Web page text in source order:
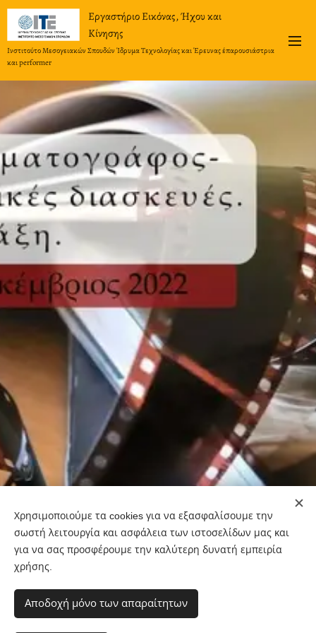
Εργαστήριο Εικόνας, Ήχου και
Κίνησης
Ινστιτούτο Μεσογειακών Σπουδών Ίδρυμα Τεχνολογίας και Έρευνας έπαρουσιάστρια
και performer
Χρησιμοποιούμε τα cookies για να εξασφαλίσουμε την
σωστή λειτουργία και ασφάλεια των ιστοσελίδων μας και
για να σας προσφέρουμε την καλύτερη δυνατή εμπειρία
χρήσης.
Αποδοχή μόνο των απαραίτητων